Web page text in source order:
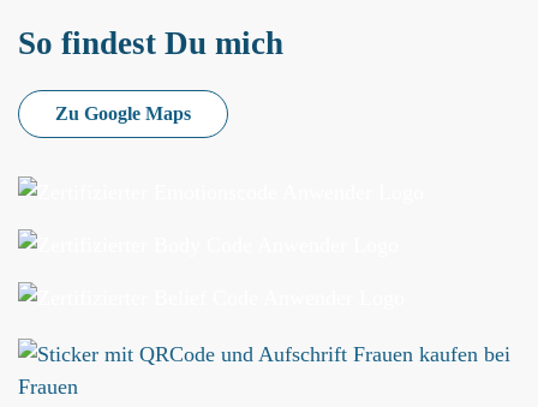
So findest Du mich
Zu Google Maps